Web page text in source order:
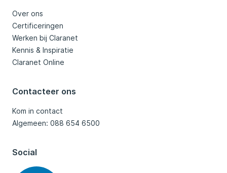
Over ons
Certificeringen
Werken bij Claranet
Kennis & Inspiratie
Claranet Online
Contacteer ons
Kom in contact
Algemeen: 088 654 6500
Social